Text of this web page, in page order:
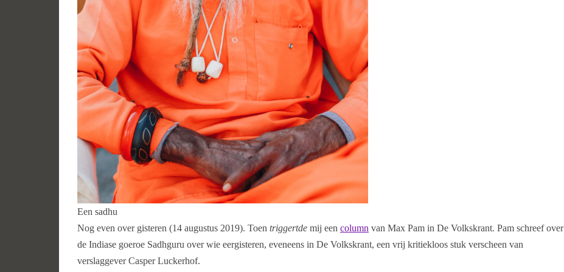
Een sadhu
Nog even over gisteren (14 augustus 2019). Toen triggertde mij een column van Max Pam in De Volkskrant. Pam schreef over
de Indiase goeroe Sadhguru over wie eergisteren, eveneens in De Volkskrant, een vrij kritiekloos stuk verscheen van
verslaggever Casper Luckerhof.